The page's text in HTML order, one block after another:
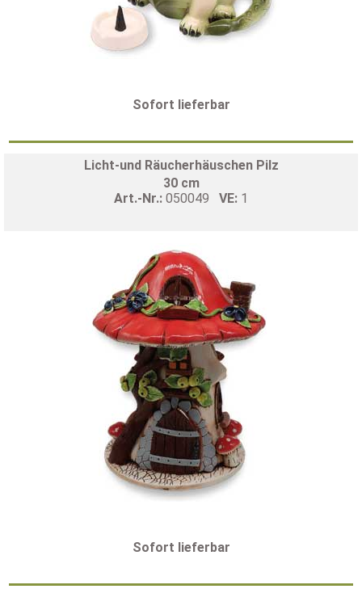
Sofort lieferbar
Licht-und Räucherhäuschen Pilz
30 cm
Art.-Nr.: 050049 VE: 1
Sofort lieferbar